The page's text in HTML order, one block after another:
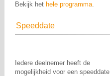
Bekijk het hele programma.
Speeddate
Iedere deelnemer heeft de
mogelijkheid voor een speeddate